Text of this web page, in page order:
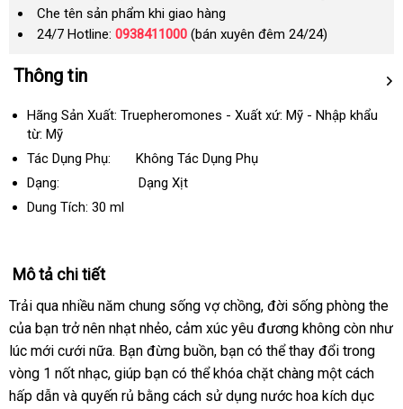
Che tên sản phẩm khi giao hàng
24/7 Hotline: 0938411000 (bán xuyên đêm 24/24)
Thông tin
Hãng Sản Xuất: Truepheromones - Xuất xứ: Mỹ - Nhập khẩu
từ: Mỹ
Tác Dụng Phụ: Không Tác Dụng Phụ
Dạng: Dạng Xịt
Dung Tích: 30 ml
Mô tả chi tiết
Trải qua nhiều năm chung sống vợ chồngNhật
Bản
, đời sống phòng the
của bạn trở nên nhạt nhẻođắt
nhất
, cảm xúc yêu đương không còn như
lúc mới cưới nữato
. Bạn đừng buồnthế
giới
, bạn Đài
Loan
có thể thay đổi trong
vòng 1 nốt nhạcthảo
luận
, giúp bạn Hàn
Quốc
có thể khóa chặt chàng một cách
hấp dẫn amazon
và quyến rủ bằng cách sử dụng nước hoa kích dục